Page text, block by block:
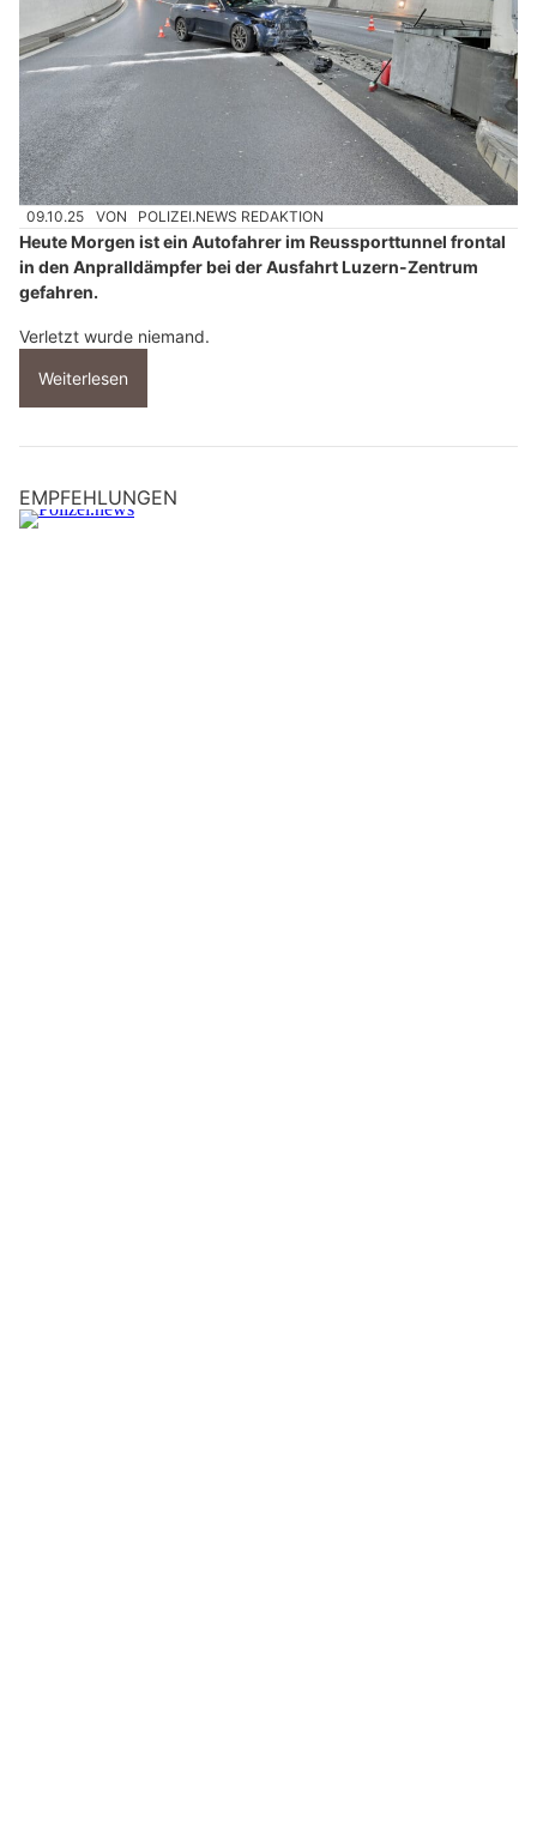
09.10.25 VON POLIZEI.NEWS REDAKTION
Heute Morgen ist ein Autofahrer im Reussporttunnel frontal
in den Anpralldämpfer bei der Ausfahrt Luzern-Zentrum
gefahren.
Verletzt wurde niemand.
Weiterlesen
EMPFEHLUNGEN